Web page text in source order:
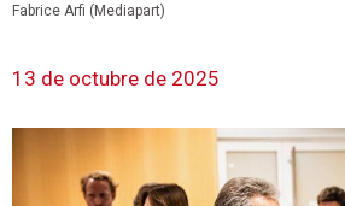
Fabrice Arfi (Mediapart)
13 de octubre de 2025